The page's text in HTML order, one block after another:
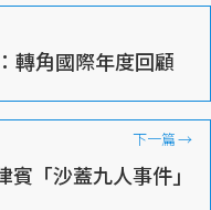
轉角國際年度回顧
下一篇→
「沙蓋九人事件」